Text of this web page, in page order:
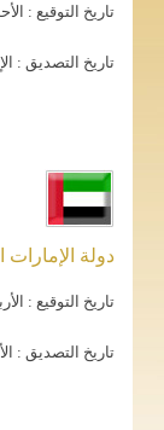
تاريخ التوقيع : الأحد 05 مايو
تاريخ التصديق :
دولة الإمارات
تاريخ التوقيع : الأربعاء
تاريخ التصديق : الأحد